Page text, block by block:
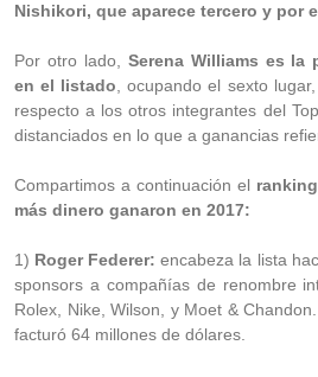
Nishikori, que aparece tercero y por
Por otro lado, Serena Williams es la
en el listado , ocupando el sexto
respecto a los otros integrantes del
distanciados en lo que a ganancias
Compartimos a continuación el
más dinero ganaron en 2017:
1) Roger Federer: encabeza la lista
sponsors a compañías de renombre
Rolex, Nike, Wilson, y Moet &
facturó 64 millones de dólares.